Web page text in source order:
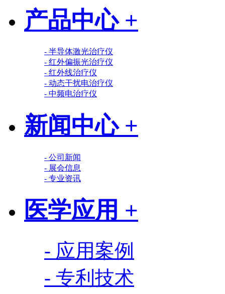
产品中心 +
- 半导体激光治疗仪
- 红外偏振光治疗仪
- 红外线治疗仪
- 动态干扰电治疗仪
- 中频电治疗仪
新闻中心 +
- 公司新闻
- 展会信息
- 专业资讯
医学应用 +
- 应用案例
- 专利技术